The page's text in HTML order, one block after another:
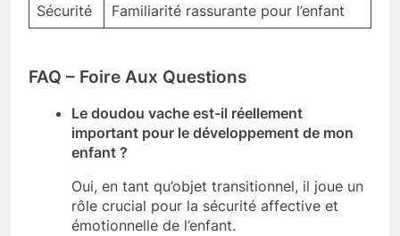
Sécurité
Familiarité rassurante pour l’enfant
FAQ – Foire Aux Questions
Le doudou vache est-il réellement
important pour le développement de mon
enfant ?
Oui, en tant qu’objet transitionnel, il joue un
rôle crucial pour la sécurité affective et
émotionnelle de l’enfant.